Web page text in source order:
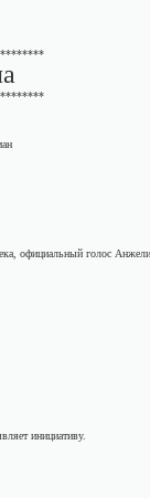
официальный голос
инициативу.